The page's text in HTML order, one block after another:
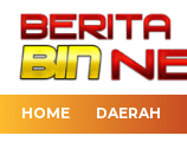
HOME DAERAH